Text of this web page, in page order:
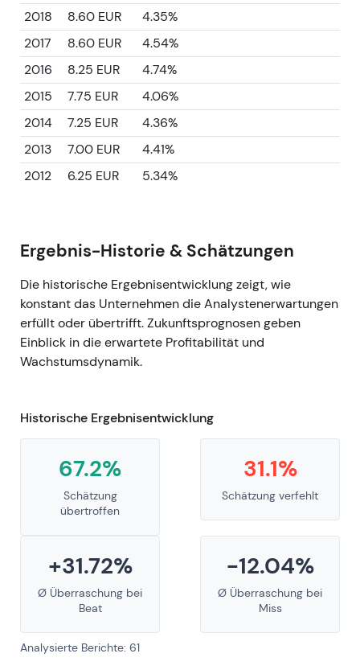
2018
8.60 EUR
4.35%
2017
8.60 EUR
4.54%
2016
8.25 EUR
4.74%
2015
7.75 EUR
4.06%
2014
7.25 EUR
4.36%
2013
7.00 EUR
4.41%
2012
6.25 EUR 5.34%
Ergebnis-Historie & Schätzungen
Die historische Ergebnisentwicklung zeigt, wie
konstant das Unternehmen die Analystenerwartungen
erfüllt oder übertrifft. Zukunftsprognosen geben
Einblick in die erwartete Profitabilität und
Wachstumsdynamik.
Historische Ergebnisentwicklung
67.2%
Schätzung
übertroffen
31.1%
Schätzung verfehlt
+31.72%
Ø Überraschung bei
Beat
-12.04%
Ø Überraschung bei
Miss
Analysierte Berichte: 61